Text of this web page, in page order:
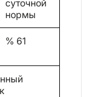
суточной
нормы
% 61